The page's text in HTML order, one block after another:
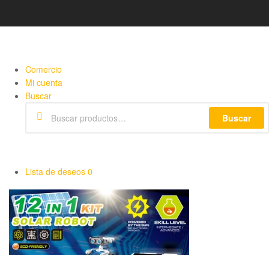
Comercio
Mi cuenta
Buscar
Buscar
Lista de deseos 0